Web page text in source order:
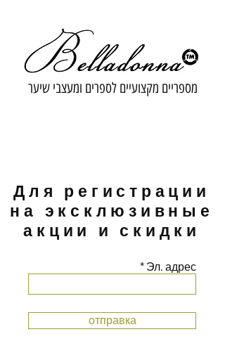
מספריים מקצועיים לספרים ומעצבי שיער
Для регистрации
на эксклюзивные
акции и скидки
Эл. адрес
отправка